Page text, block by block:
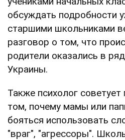
обсуждать подробности
старшими школьниками
разговор о том, что
родители оказались в
Украины.
Также психолог
том, почему мамы или
бояться использовать
"враг", "агрессоры".